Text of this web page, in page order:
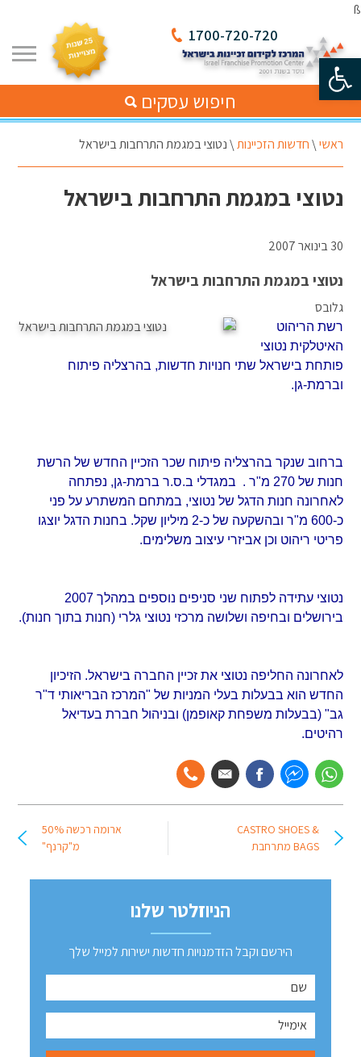
פתח סרגל נגישות
ß
1700-720-720
חיפוש עסקים
ראשי\חדשות הזכיינות\נטוצי במגמת התרחבות בישראל
נטוצי במגמת התרחבות בישראל
30 בינואר 2007
נטוצי במגמת התרחבות בישראל
גלובס
רשת הריהוט
האיטלקית נטוצי
פותחת בישראל שתי חנויות חדשות, בהרצליה פיתוח
וברמת-גן.
ברחוב שנקר בהרצליה פיתוח שכר הזכיין החדש של הרשת
חנות של 270 מ"ר
. במגדלי ב.ס.ר ברמת-גן, נפתחה
לאחרונה חנות הדגל של נטוצי, במתחם המשתרע על פני
כ-600 מ"ר ובהשקעה של כ-2 מיליון שקל. בחנות הדגל יוצגו
פריטי ריהוט וכן אביזרי עיצוב משלימים.
נטוצי עתידה לפתוח שני סניפים נוספים במהלך 2007
בירושלים ובחיפה ושלושה מרכזי נטוצי גלרי (חנות בתוך חנות).
לאחרונה החליפה נטוצי את זכיין החברה בישראל. הזיכיון
החדש הוא בבעלות בעלי המניות של "המרכז הבריאותי ד"ר
גב" (בבעלות משפחת קאופמן) ובניהול חברת בעדיאל
רהיטים.
CASTRO SHOES &
BAGS מתרחבת
ארומה רכשה 50%
מ"קרנף"
הניוזלטר שלנו
הירשם וקבל הזדמנויות חדשות ישירות למייל שלך